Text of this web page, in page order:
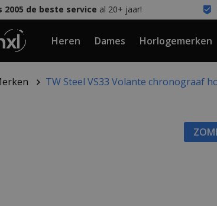
2005 de beste service al 20+ jaar!
Heren Dames Horlogemerken
TW Steel VS33 Volante chronograaf